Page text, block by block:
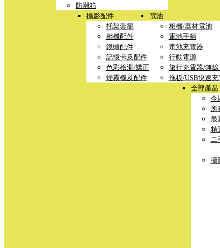
防潮箱
攝影配件
托架套籠
相機配件
鏡頭配件
記憶卡及配件
色彩檢測/矯正
煙霧機及配件
電池
相機/器材電池
電池手柄
電池充電器
行動電源
旅行充電器/無
拖板/USB快速充
全部產品
今
所
最
精
二
攝